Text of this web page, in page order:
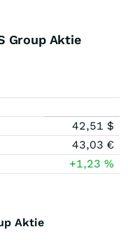
Group Aktie
42,51 $
43,03 €
+1,23 %
Aktie